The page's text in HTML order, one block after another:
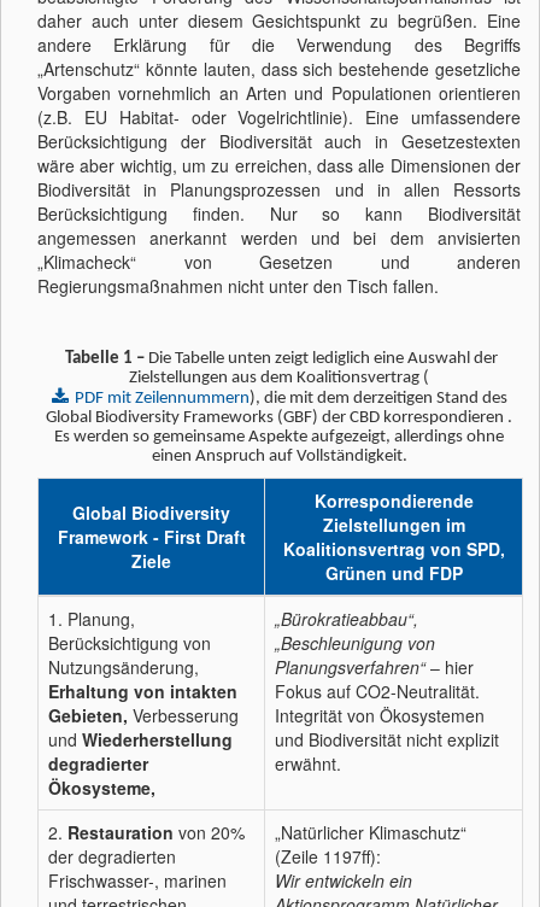
daher auch unter diesem Gesichtspunkt zu begrüßen. Eine
andere Erklärung für die Verwendung des Begriffs
„Artenschutz“ könnte lauten, dass sich bestehende gesetzliche
Vorgaben vornehmlich an Arten und Populationen orientieren
(z.B. EU Habitat- oder Vogelrichtlinie). Eine umfassendere
Berücksichtigung der Biodiversität auch in Gesetzestexten
wäre aber wichtig, um zu erreichen, dass alle Dimensionen der
Biodiversität in Planungsprozessen und in allen Ressorts
Berücksichtigung finden. Nur so kann Biodiversität
angemessen anerkannt werden und bei dem anvisierten
„Klimacheck“ von Gesetzen und anderen
Regierungsmaßnahmen nicht unter den Tisch fallen.
Tabelle 1 – Die Tabelle unten zeigt lediglich eine Auswahl der
Zielstellungen aus dem Koalitionsvertrag (
PDF mit Zeilennummern), die mit dem derzeitigen Stand des
Global Biodiversity Frameworks (GBF) der CBD korrespondieren .
Es werden so gemeinsame Aspekte aufgezeigt, allerdings ohne
einen Anspruch auf Vollständigkeit.
Global Biodiversity
Framework - First Draft
Ziele
Korrespondierende
Zielstellungen im
Koalitionsvertrag von SPD,
Grünen und FDP
1. Planung,
Berücksichtigung von
Nutzungsänderung,
Erhaltung von intakten
Gebieten, Verbesserung
und Wiederherstellung
degradierter
Ökosysteme,
„Bürokratieabbau“,
„Beschleunigung von
Planungsverfahren“– hier
Fokus auf CO2-Neutralität.
Integrität von Ökosystemen
und Biodiversität nicht explizit
erwähnt.
2. Restauration von 20%
der degradierten
Frischwasser-, marinen
„Natürlicher Klimaschutz“
(Zeile 1197ff):
Wir entwickeln ein